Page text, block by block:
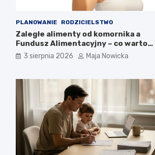
PLANOWANIE RODZICIELSTWO
Zaległe alimenty od komornika a
Fundusz Alimentacyjny – co warto
wiedzieć?
3 sierpnia 2026 Maja Nowicka